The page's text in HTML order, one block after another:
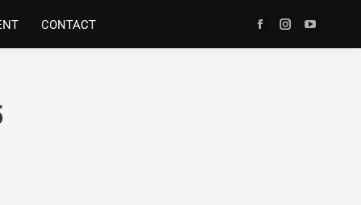
CONTACT